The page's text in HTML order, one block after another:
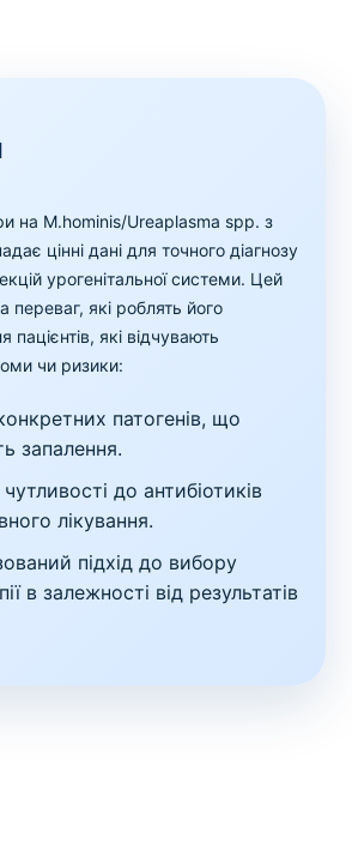
на M.hominis/Ureaplasma spp. з
цінні дані для точного діагнозу
урогенітальної системи. Цей
переваг, які роблять його
пацієнтів, які відчувають
чи ризики:
патогенів, що
запалення.
до антибіотиків
лікування.
підхід до вибору
в залежності від результатів